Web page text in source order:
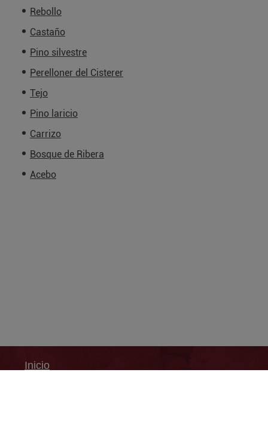
Rebollo
Castaño
Pino silvestre
Perelloner del Cisterer
Tejo
Pino laricio
Carrizo
Bosque de Ribera
Acebo
Inicio